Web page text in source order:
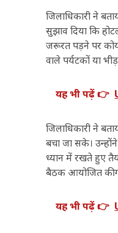
जिलाधिकारी ने
सुझाव दिया कि
जरूरत पड़ने पर
वाले पर्यटकों या
यह भी पढ़ें 👉
जिलाधिकारी ने
बचा जा सके।
ध्यान में रखते हुए
बैठक आयोजित की
यह भी पढ़ें 👉